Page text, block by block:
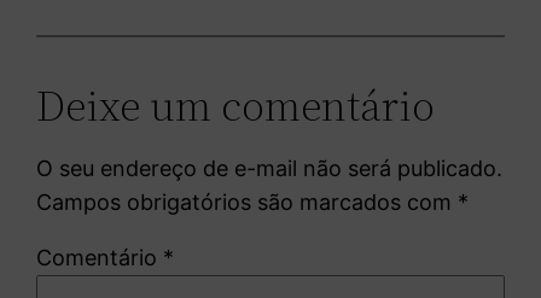
Deixe um comentário
O seu endereço de e-mail não será publicado.
Campos obrigatórios são marcados com *
Comentário *